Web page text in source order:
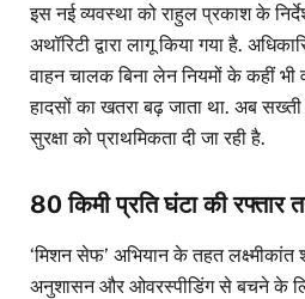
इस नई व्यवस्था को राहुल प्रकाश के
अथॉरिटी द्वारा लागू किया गया है.
वाहन चालक बिना लेन नियमों के कहीं
हादसों का खतरा बढ़ जाता था. अब
सुरक्षा को प्राथमिकता दी जा रही है.
80 किमी प्रति घंटा की रफ्तार
‘मिशन सेफ’ अभियान के तहत लक्ष्मीकांत
अनुशासन और ओवरस्पीडिंग से बचने के